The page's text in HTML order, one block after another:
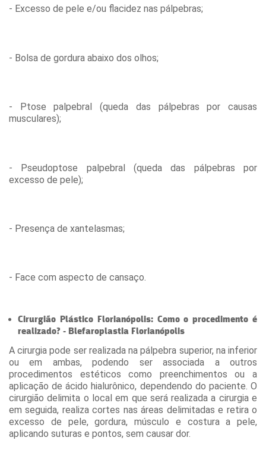
- Excesso de pele e/ou flacidez nas pálpebras;
- Bolsa de gordura abaixo dos olhos;
- Ptose palpebral (queda das pálpebras por causas
musculares);
- Pseudoptose palpebral (queda das pálpebras por
excesso de pele);
- Presença de xantelasmas;
- Face com aspecto de cansaço.
Cirurgião Plástico Florianópolis: Como o procedimento é
realizado? - Blefaroplastia Florianópolis
A cirurgia pode ser realizada na pálpebra superior, na inferior
ou em ambas, podendo ser associada a outros
procedimentos estéticos como preenchimentos ou a
aplicação de ácido hialurônico, dependendo do paciente. O
cirurgião delimita o local em que será realizada a cirurgia e
em seguida, realiza cortes nas áreas delimitadas e retira o
excesso de pele, gordura, músculo e costura a pele,
aplicando suturas e pontos, sem causar dor.